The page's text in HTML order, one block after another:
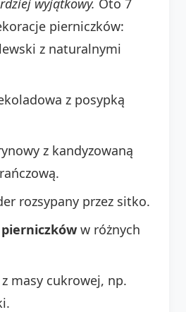
pierniczków:
z naturalnymi
z posypką
z kandyzowaną
rozsypany przez sitko.
w różnych
masy cukrowej, np.